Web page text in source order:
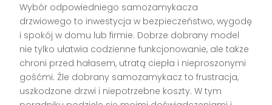
Wybór odpowiedniego samozamykacza
drzwiowego to inwestycja w bezpieczeństwo, wygodę
i spokój w domu lub firmie. Dobrze dobrany model
nie tylko ułatwia codzienne funkcjonowanie, ale także
chroni przed hałasem, utratą ciepła i nieproszonymi
gośćmi. Źle dobrany samozamykacz to frustracja,
uszkodzone drzwi i niepotrzebne koszty. W tym